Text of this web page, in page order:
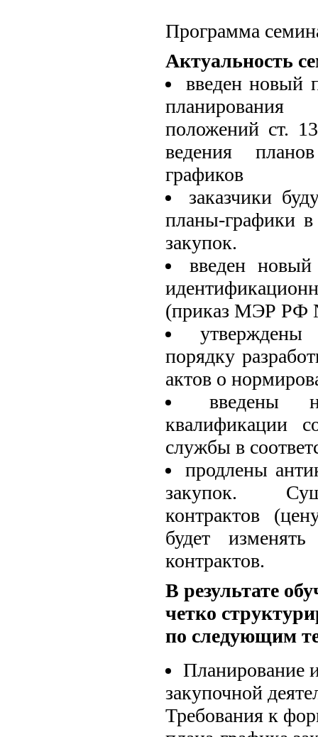
Программа
Актуальность
введен новый
положений ст.
ведения
графиков
заказчики
планы-графики в
закупок.
введен
(приказ МЭР РФ
порядку
актов о
введены
квалификации
службы в
продлены
закупок.
контрактов
будет
контрактов.
В результате
четко
по следующим
Планирование
закупочной
Требования к